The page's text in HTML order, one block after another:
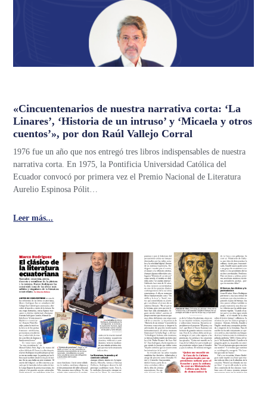
«Cincuentenarios de nuestra narrativa corta: ‘La
Linares’, ‘Historia de un intruso’ y ‘Micaela y otros
cuentos’», por don Raúl Vallejo Corral
1976 fue un año que nos entregó tres libros indispensables de nuestra
narrativa corta. En 1975, la Pontificia Universidad Católica del
Ecuador convocó por primera vez el Premio Nacional de Literatura
Aurelio Espinosa Pólit…
Leer más...